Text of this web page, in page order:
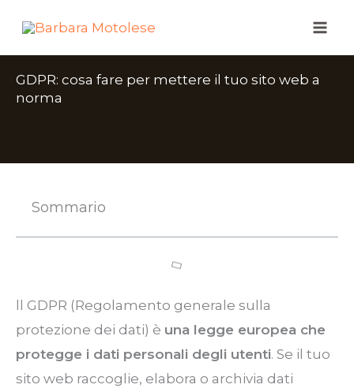
contenuto
GDPR: cosa fare per mettere il tuo sito web a
norma
Sommario
ll GDPR (Regolamento generale sulla
protezione dei dati) è una legge europea che
protegge i dati personali degli utenti. Se il tuo
sito web raccoglie, elabora o archivia dati